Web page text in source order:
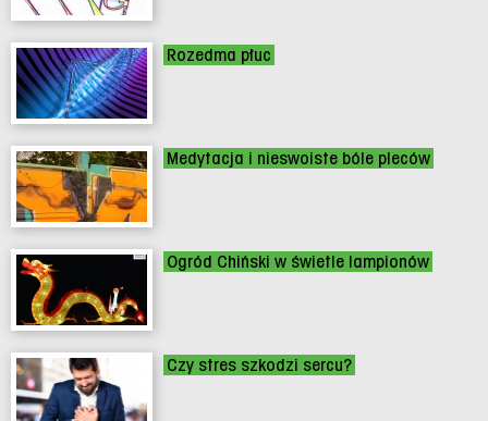
Rozedma płuc
Medytacja i nieswoiste bóle pleców
Ogród Chiński w świetle lampionów
Czy stres szkodzi sercu?